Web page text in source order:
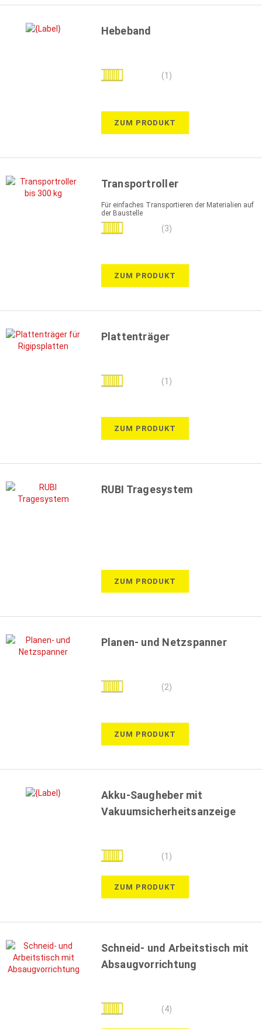
Hebeband
Bewertung: (1)
ZUM PRODUKT
Transportroller
Für einfaches Transportieren der Materialien auf
der Baustelle
Bewertung:
(3)
ZUM PRODUKT
Plattenträger
Bewertung: (1)
ZUM PRODUKT
RUBI Tragesystem
ZUM PRODUKT
Planen- und Netzspanner
Bewertung: (2)
ZUM PRODUKT
Akku-Saugheber mit
Vakuumsicherheitsanzeige
Bewertung: (1)
ZUM PRODUKT
Schneid- und Arbeitstisch mit
Absaugvorrichtung
Bewertung: (4)